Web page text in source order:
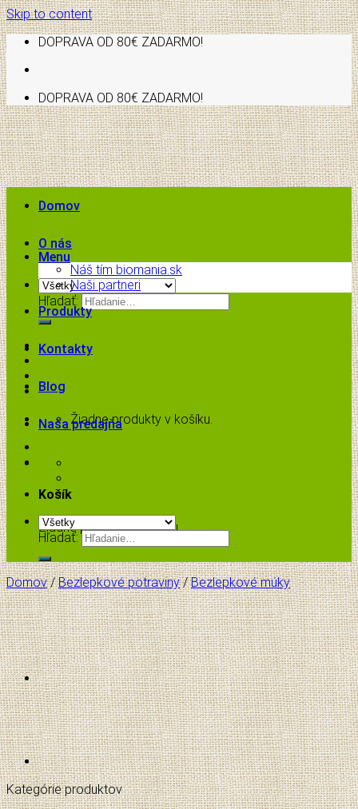
Skip to content
DOPRAVA OD 80€ ZADARMO!
DOPRAVA OD 80€ ZADARMO!
Menu
Hľadať:
Žiadne produkty v košíku.
Košík
Žiadne produkty v košíku.
Domov
O nás
Náš tím biomania.sk
Naši partneri
Produkty
Kontakty
Blog
Naša predajňa
Hľadať:
Domov / Bezlepkové potraviny / Bezlepkové múky
Kategórie produktov